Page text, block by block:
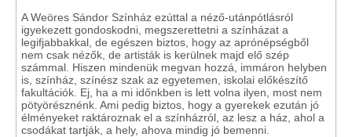
A Weöres Sándor Színház ezúttal a néző-utánpótlásról
igyekezett gondoskodni, megszerettetni a színházat a
legifjabbakkal, de egészen biztos, hogy az aprónépségből
nem csak nézők, de artisták is kerülnek majd elő szép
számmal. Hiszen mindenük megvan hozzá, immáron helyben
is, színház, színész szak az egyetemen, iskolai előkészítő
fakultációk. Ej, ha a mi időnkben is lett volna ilyen, most nem
pötyörésznénk. Ami pedig biztos, hogy a gyerekek ezután jó
élményeket raktároznak el a színházról, az lesz a ház, ahol a
csodákat tartják, a hely, ahova mindig jó bemenni.